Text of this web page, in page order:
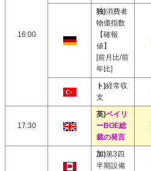
16:00
独)消費者
物価指数
【確報
値】
[前月比/前
年比]
ト)経常収
支
17:30
英)ベイリ
ーBOE総
裁の発言
加)第3四
半期設備